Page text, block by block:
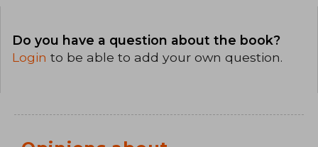
Do you have a question about the book?
Login to be able to add your own question.